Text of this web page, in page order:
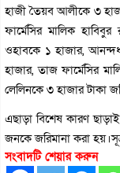
হাজী তৈয়ব আলীকে ৩
ফার্মেসির মালিক
ওহাবকে ১ হাজার,
হাজার, তাজ ফার্মেসির
লেলিনকে ৩ হাজার টাকা
এছাড়া বিশেষ কারণ
জনকে জরিমানা করা
সংবাদটি শেয়ার করুন